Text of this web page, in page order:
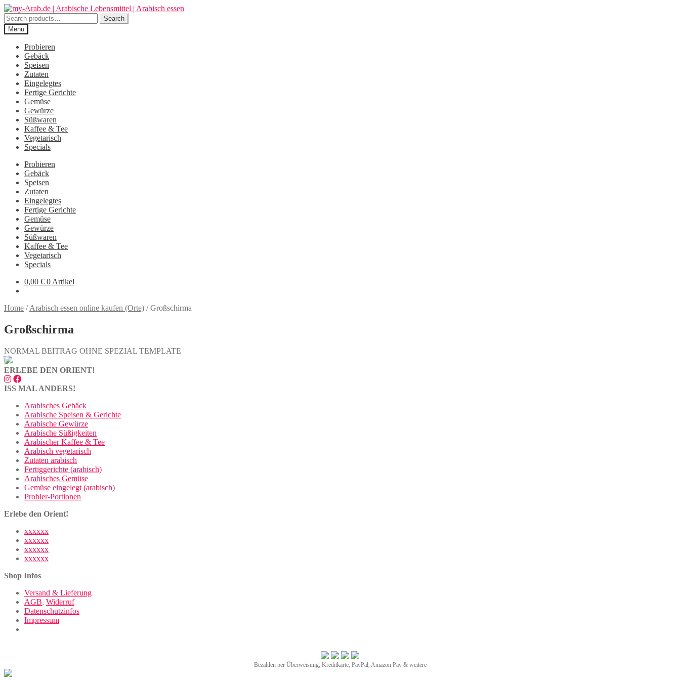
Zur
Navigation
springen
Zum
Inhalt
springen
Search
for:
Search
Menü
Probieren
Gebäck
Speisen
Zutaten
Eingelegtes
Fertige Gerichte
Gemüse
Gewürze
Süßwaren
Kaffee & Tee
Vegetarisch
Specials
Probieren
Gebäck
Speisen
Zutaten
Eingelegtes
Fertige Gerichte
Gemüse
Gewürze
Süßwaren
Kaffee & Tee
Vegetarisch
Specials
0,00 € 0 Artikel
Home /Arabisch essen online kaufen (Orte) /Großschirma
Großschirma
NORMAL BEITRAG OHNE SPEZIAL TEMPLATE
ERLEBE DEN ORIENT!
ISS MAL ANDERS!
Arabisches Gebäck
Arabische Speisen & Gerichte
Arabische Gewürze
Arabische Süßigkeiten
Arabischer Kaffee & Tee
Arabisch vegetarisch
Zutaten arabisch
Fertiggerichte (arabisch)
Arabisches Gemüse
Gemüse eingelegt (arabisch)
Probier-Portionen
Erlebe den Orient!
xxxxxx
xxxxxx
xxxxxx
xxxxxx
Shop Infos
Versand & Lieferung
AGB, Widerruf
Datenschutzinfos
Impressum